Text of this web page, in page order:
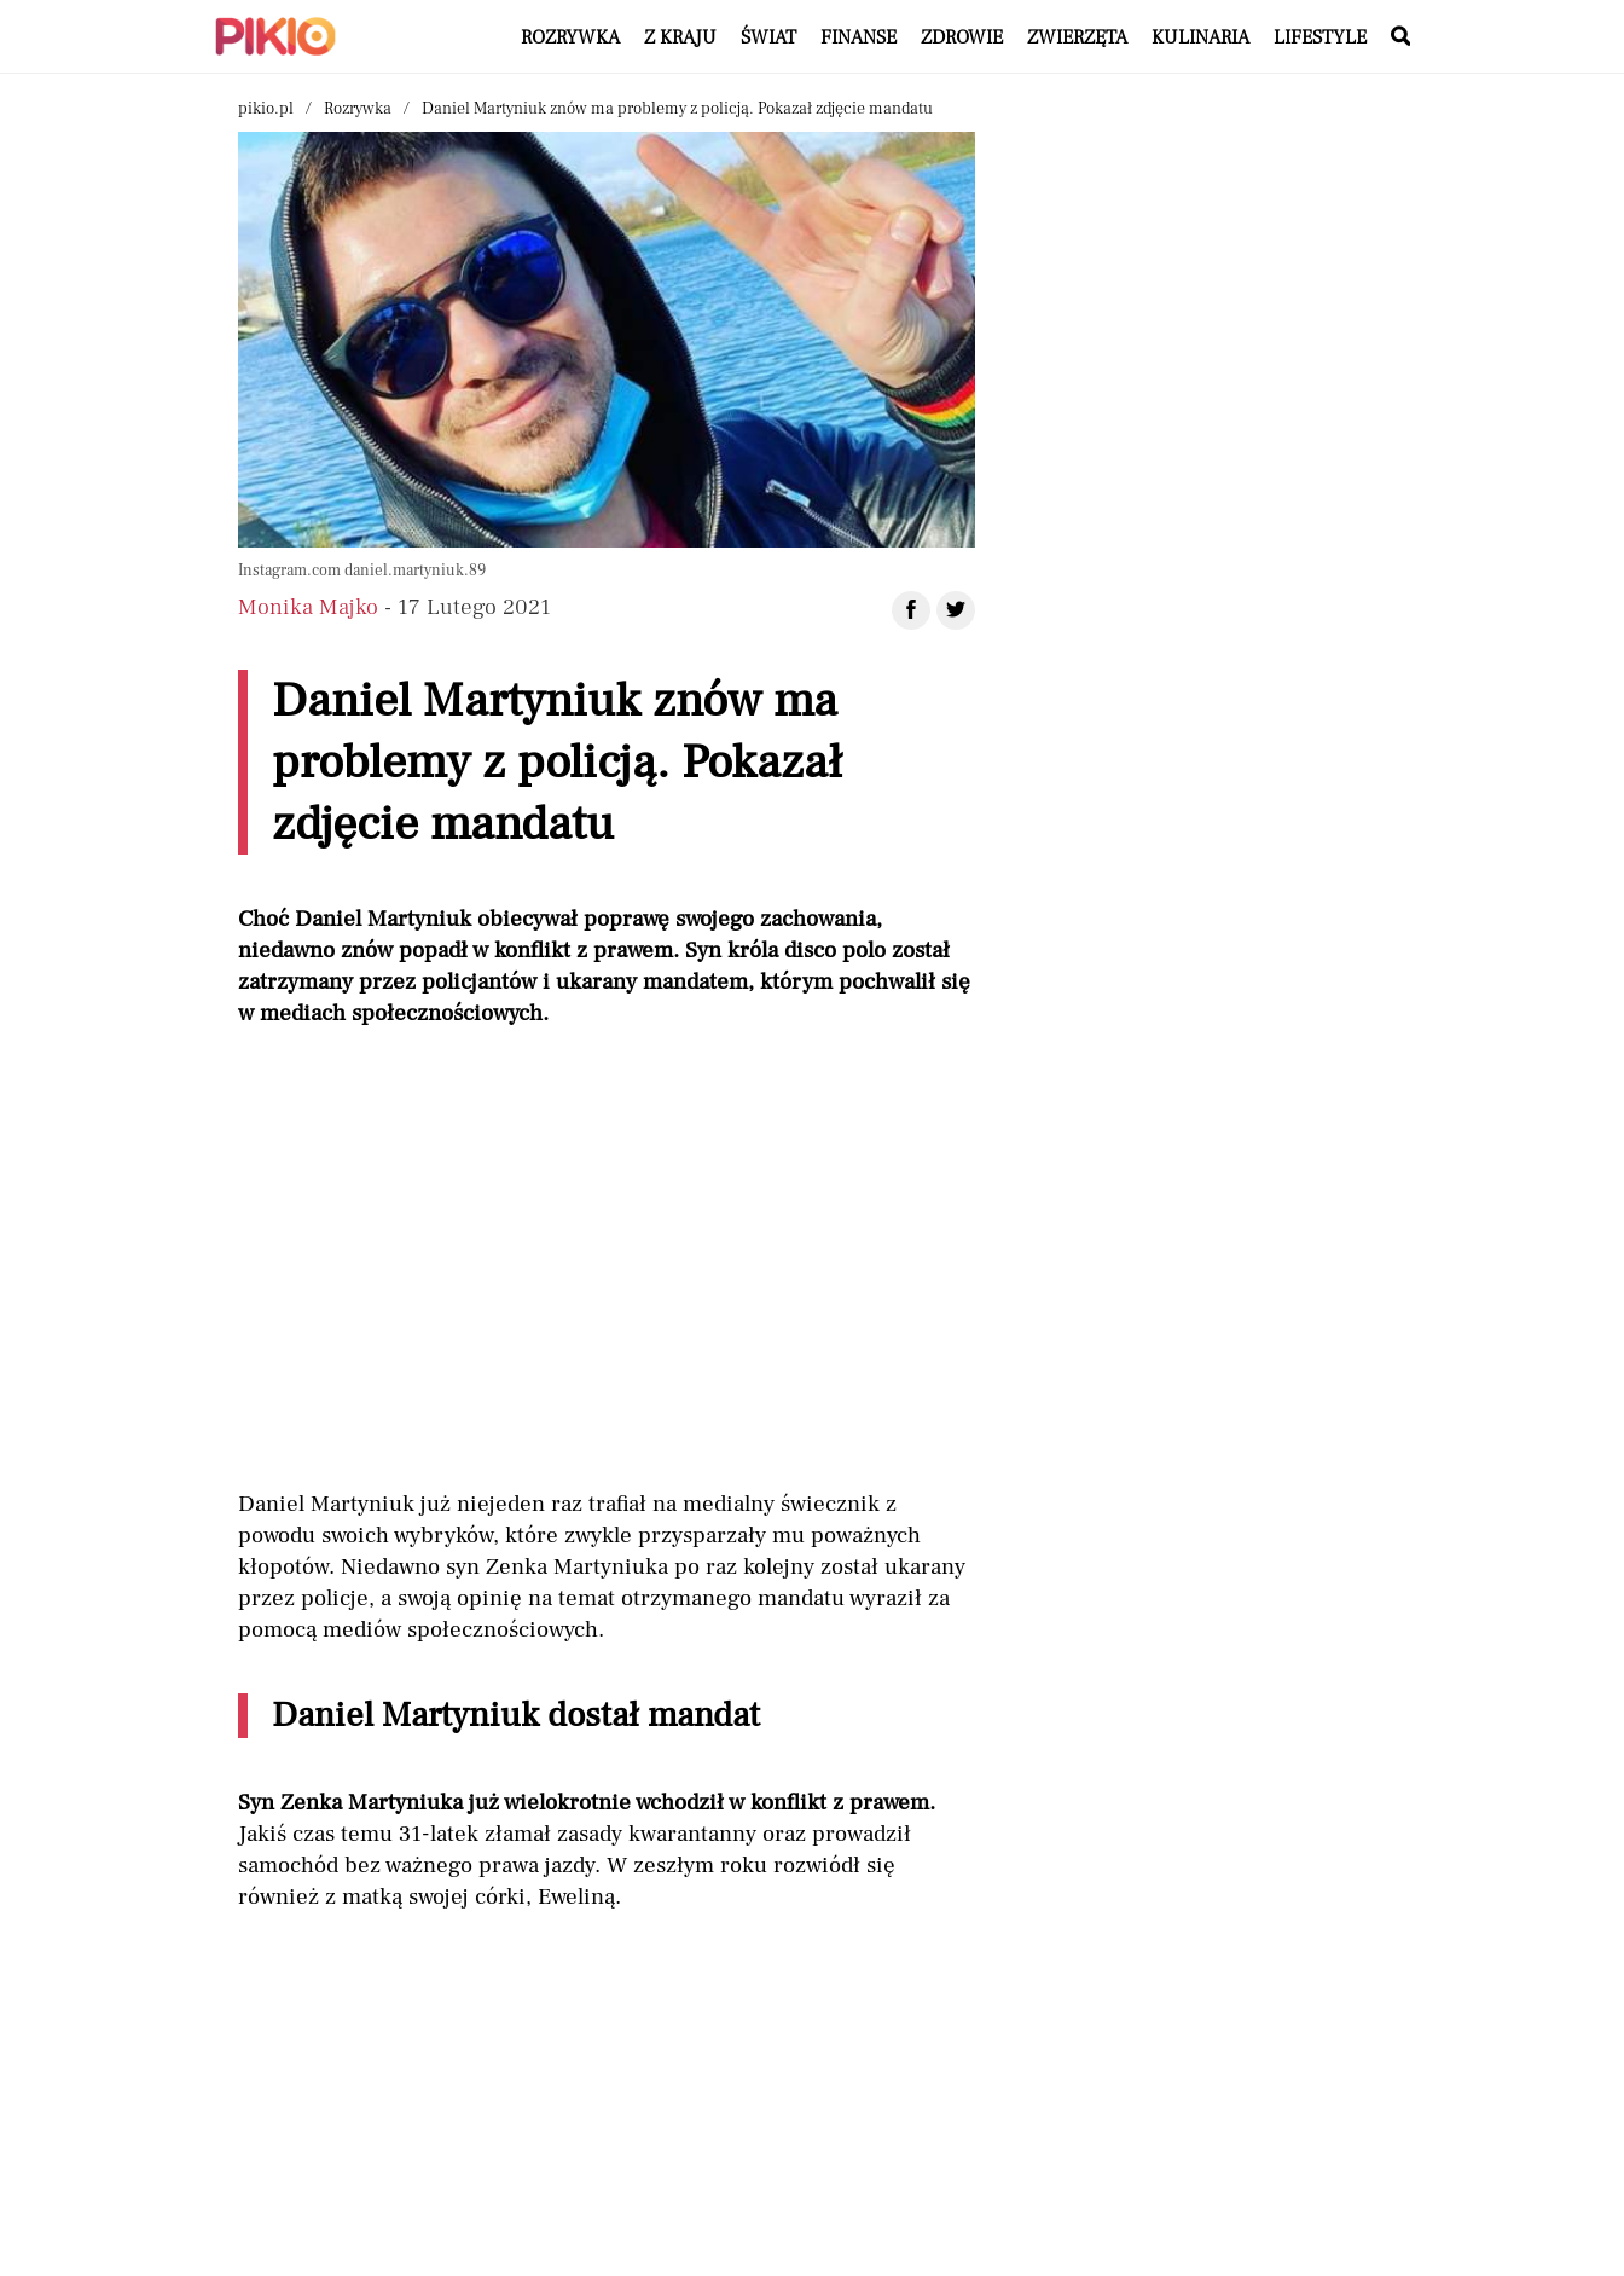
ROZRYWKA Z KRAJU ŚWIAT FINANSE ZDROWIE ZWIERZĘTA KULINARIA LIFESTYLE
pikio.pl Rozrywka Daniel Martyniuk znów ma problemy z policją. Pokazał zdjęcie mandatu
Instagram.com daniel.martyniuk.89
Monika Majko - 17 Lutego 2021
Daniel Martyniuk znów ma
problemy z policją. Pokazał
zdjęcie mandatu
Choć Daniel Martyniuk obiecywał poprawę swojego zachowania,
niedawno znów popadł w konflikt z prawem. Syn króla disco polo został
zatrzymany przez policjantów i ukarany mandatem, którym pochwalił się
w mediach społecznościowych.
Daniel Martyniuk już niejeden raz trafiał na medialny świecznik z
powodu swoich wybryków, które zwykle przysparzały mu poważnych
kłopotów. Niedawno syn Zenka Martyniuka po raz kolejny został ukarany
przez policje, a swoją opinię na temat otrzymanego mandatu wyraził za
pomocą mediów społecznościowych.
Daniel Martyniuk dostał mandat
Syn Zenka Martyniuka już wielokrotnie wchodził w konflikt z prawem.
Jakiś czas temu 31-latek złamał zasady kwarantanny oraz prowadził
samochód bez ważnego prawa jazdy. W zeszłym roku rozwiódł się
również z matką swojej córki, Eweliną.